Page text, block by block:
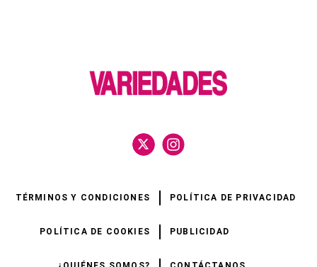
TÉRMINOS Y CONDICIONES POLÍTICA DE PRIVACIDAD
POLÍTICA DE COOKIES PUBLICIDAD